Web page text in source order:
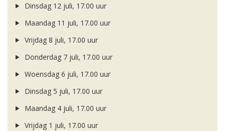
Dinsdag 12 juli, 17.00 uur
Maandag 11 juli, 17.00 uur
Vrijdag 8 juli, 17.00 uur
Donderdag 7 juli, 17.00 uur
Woensdag 6 juli, 17.00 uur
Dinsdag 5 juli, 17.00 uur
Maandag 4 juli, 17.00 uur
Vrijdag 1 juli, 17.00 uur